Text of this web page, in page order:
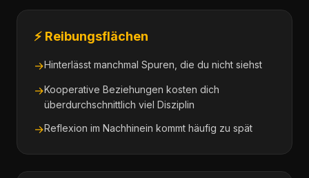
⚡ Reibungsflächen
→Hinterlässt manchmal Spuren, die du nicht siehst
→Kooperative Beziehungen kosten dich
überdurchschnittlich viel Disziplin
→Reflexion im Nachhinein kommt häufig zu spät